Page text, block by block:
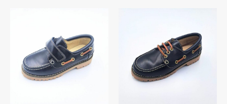
Robeez
Saguaro
Titanitos
40
41